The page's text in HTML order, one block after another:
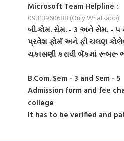
Microsoft Team Helpline :
09313960688 (Only Whatsapp)
બી.કોમ. સેમ. - 3 અને સેમ. - ૫
પ્રવેશ ફોર્મ અને ફી ચલણ
ચકાસણી કરાવી બેંકમાં રૂબરૂ
B.Com. Sem - 3 and Sem - 5
Admission form and fee
college
It has to be verified and